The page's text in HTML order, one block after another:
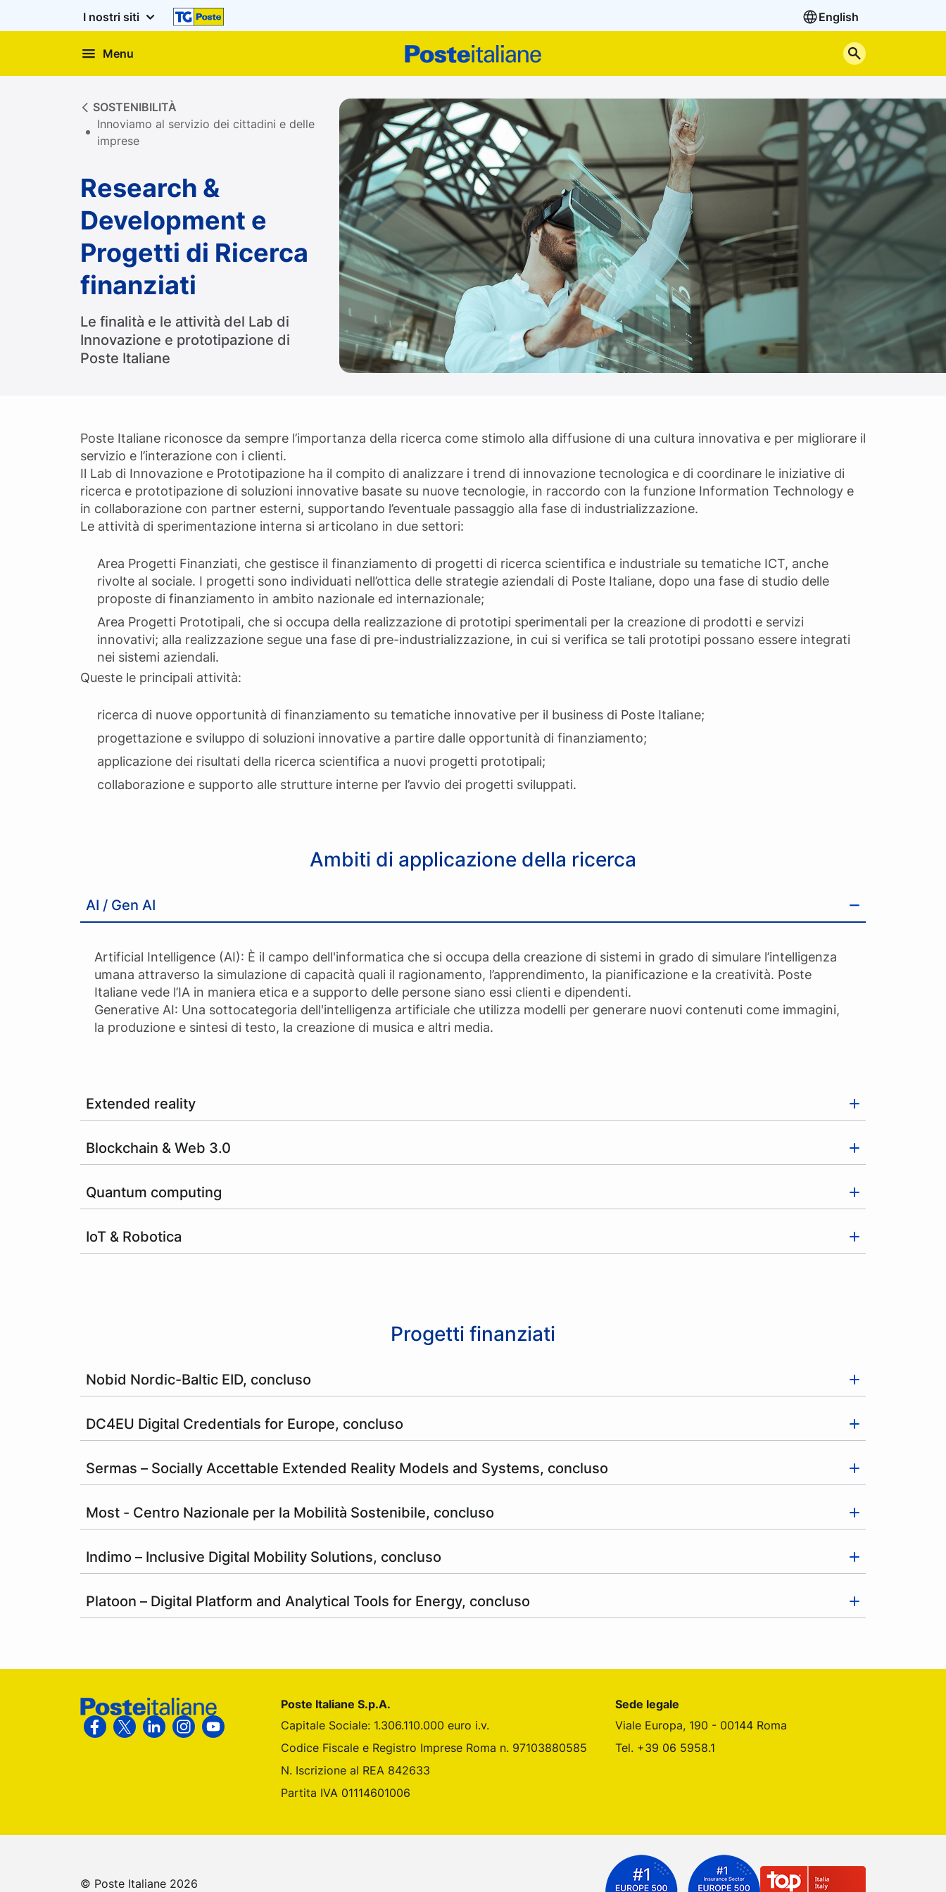
I nostri siti English
Menu Cerca nel sito
Research & Development e Progetti di Ricerca finanziati
SOSTENIBILITÀ
Innoviamo al servizio dei cittadini e delle
imprese
Research &
Development e
Progetti di Ricerca
finanziati
Le finalità e le attività del Lab di
Innovazione e prototipazione di
Poste Italiane
Poste Italiane riconosce da sempre l’importanza della ricerca come stimolo alla diffusione di una cultura innovativa e per migliorare il
servizio e l’interazione con i clienti.
Il Lab di Innovazione e Prototipazione ha il compito di analizzare i trend di innovazione tecnologica e di coordinare le iniziative di
ricerca e prototipazione di soluzioni innovative basate su nuove tecnologie, in raccordo con la funzione Information Technology e
in collaborazione con partner esterni, supportando l’eventuale passaggio alla fase di industrializzazione.
Le attività di sperimentazione interna si articolano in due settori:
Area Progetti Finanziati, che gestisce il finanziamento di progetti di ricerca scientifica e industriale su tematiche ICT, anche
rivolte al sociale. I progetti sono individuati nell’ottica delle strategie aziendali di Poste Italiane, dopo una fase di studio delle
proposte di finanziamento in ambito nazionale ed internazionale;
Area Progetti Prototipali, che si occupa della realizzazione di prototipi sperimentali per la creazione di prodotti e servizi
innovativi; alla realizzazione segue una fase di pre-industrializzazione, in cui si verifica se tali prototipi possano essere integrati
nei sistemi aziendali.
Queste le principali attività:
ricerca di nuove opportunità di finanziamento su tematiche innovative per il business di Poste Italiane;
progettazione e sviluppo di soluzioni innovative a partire dalle opportunità di finanziamento;
applicazione dei risultati della ricerca scientifica a nuovi progetti prototipali;
collaborazione e supporto alle strutture interne per l’avvio dei progetti sviluppati.
Ambiti di applicazione della ricerca
AI / Gen AI
Artificial Intelligence (AI): È il campo dell'informatica che si occupa della creazione di sistemi in grado di simulare l’intelligenza
umana attraverso la simulazione di capacità quali il ragionamento, l’apprendimento, la pianificazione e la creatività. Poste
Italiane vede l’IA in maniera etica e a supporto delle persone siano essi clienti e dipendenti.
Generative AI: Una sottocategoria dell'intelligenza artificiale che utilizza modelli per generare nuovi contenuti come immagini,
la produzione e sintesi di testo, la creazione di musica e altri media.
Extended reality
Blockchain & Web 3.0
Quantum computing
IoT & Robotica
Progetti finanziati
Nobid Nordic-Baltic EID, concluso
DC4EU Digital Credentials for Europe, concluso
Sermas – Socially Accettable Extended Reality Models and Systems, concluso
Most - Centro Nazionale per la Mobilità Sostenibile, concluso
Indimo – Inclusive Digital Mobility Solutions, concluso
Platoon – Digital Platform and Analytical Tools for Energy, concluso
Segui Poste Italiane su Facebook
Segui Poste Italiane su X
Segui Poste Italiane su Linkedin
Segui Poste Italiane su Instagram
Segui Poste Italiane su Youtube
Poste Italiane S.p.A.
Capitale Sociale: 1.306.110.000 euro i.v.
Codice Fiscale e Registro Imprese Roma n. 97103880585
N. Iscrizione al REA 842633
Partita IVA 01114601006
Sede legale
Viale Europa, 190 - 00144 Roma
Tel. +39 06 5958.1
© Poste Italiane 2026